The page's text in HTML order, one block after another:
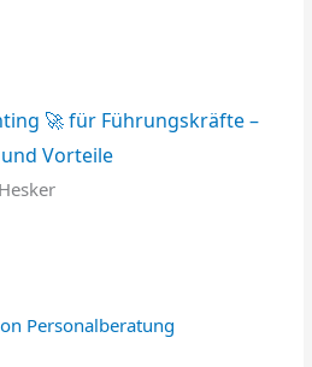
🚀 für Führungskräfte –
Vorteile